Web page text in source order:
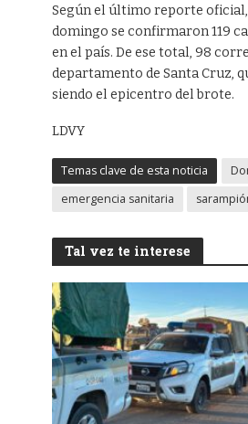
Según el último reporte
domingo se confirmaron 119
en el país. De ese total, 98
departamento de Santa Cruz,
siendo el epicentro del brote.
LDVY
Temas clave de esta noticia
emergencia sanitaria
Tal vez te interese